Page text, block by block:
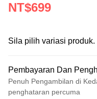
NT$699
Sila pilih variasi produk.
Pembayaran Dan
Penuh Pengambilan di
penghataran percuma